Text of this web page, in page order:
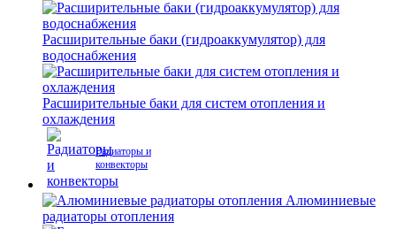
Расширительные баки (гидроаккумулятор) для
водоснабжения
Расширительные баки для систем отопления и
охлаждения
Радиаторы и
конвекторы
Алюминиевые
радиаторы отопления